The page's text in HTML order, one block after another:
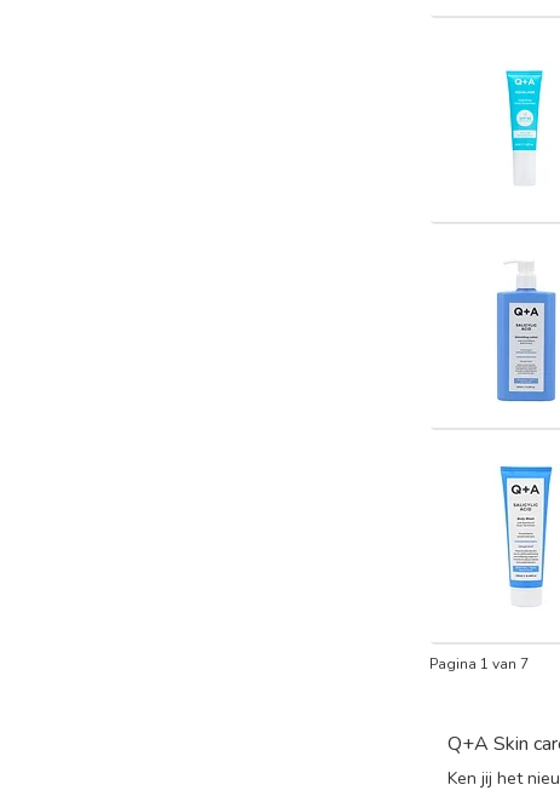
Pagina 1 van 7
Q+A Skin
Ken jij het